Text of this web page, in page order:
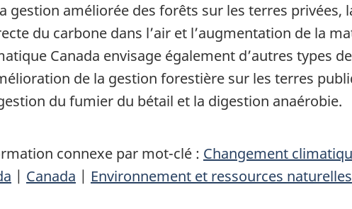
gestion améliorée des forêts sur les terres privées,
du carbone dans l’air et l’augmentation de la
Canada envisage également d’autres types
de la gestion forestière sur les terres
du fumier du bétail et la digestion anaérobie.
connexe par mot-clé : Changement
| Canada | Environnement et ressources naturelles